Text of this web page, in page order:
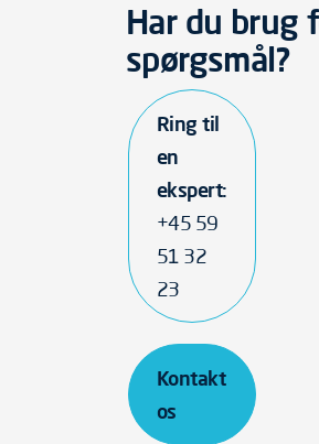
Har du brug
spørgsmål?
Ring til
en
ekspert:
+45 59
51 32
23
Kontakt
os